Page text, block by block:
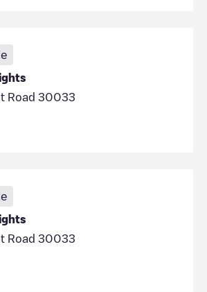
Road 30033
Road 30033